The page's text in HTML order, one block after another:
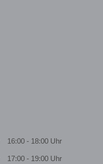
16:00 - 18:00 Uhr
17:00 - 19:00 Uhr